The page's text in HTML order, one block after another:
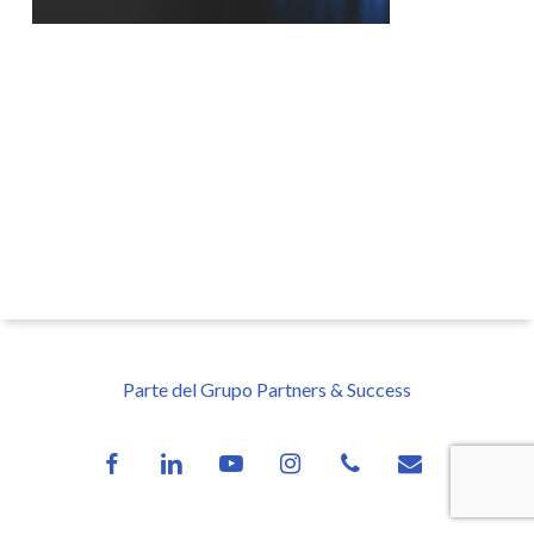
Parte del Grupo Partners & Success
facebooklinkedin youtube instagramphone email